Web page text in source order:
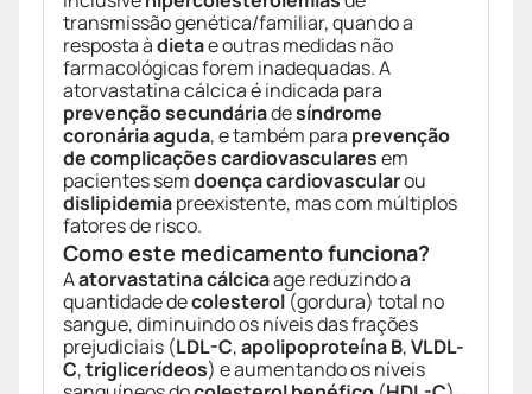
transmissão genética/familiar, quando a
resposta àdietae outras medidas não
farmacológicas forem inadequadas. A
atorvastatina cálcica é indicada para
prevenção secundáriadesíndrome
coronária aguda, e também para prevenção
de complicações cardiovascularesem
pacientes semdoença cardiovascularou
dislipidemiapreexistente, mas com múltiplos
fatores de risco.
Como este medicamento funciona?
Aatorvastatina cálcicaage reduzindo a
quantidade decolesterol (gordura) total no
sangue, diminuindo os níveis das frações
prejudiciais (LDL-C,apolipoproteína B,VLDL-
C,triglicerídeos) e aumentando os níveis